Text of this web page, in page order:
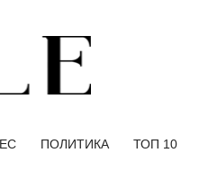
ПОЛИТИКА ТОП 10